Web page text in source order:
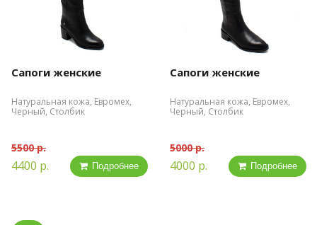
Сапоги женские
Натуральная кожа, Евромех,
Черный, Столбик
5500 р.
4400 р. Подробнее
Сапоги женские
Натуральная кожа, Евромех,
Черный, Столбик
5000 р.
4000 р. Подробнее